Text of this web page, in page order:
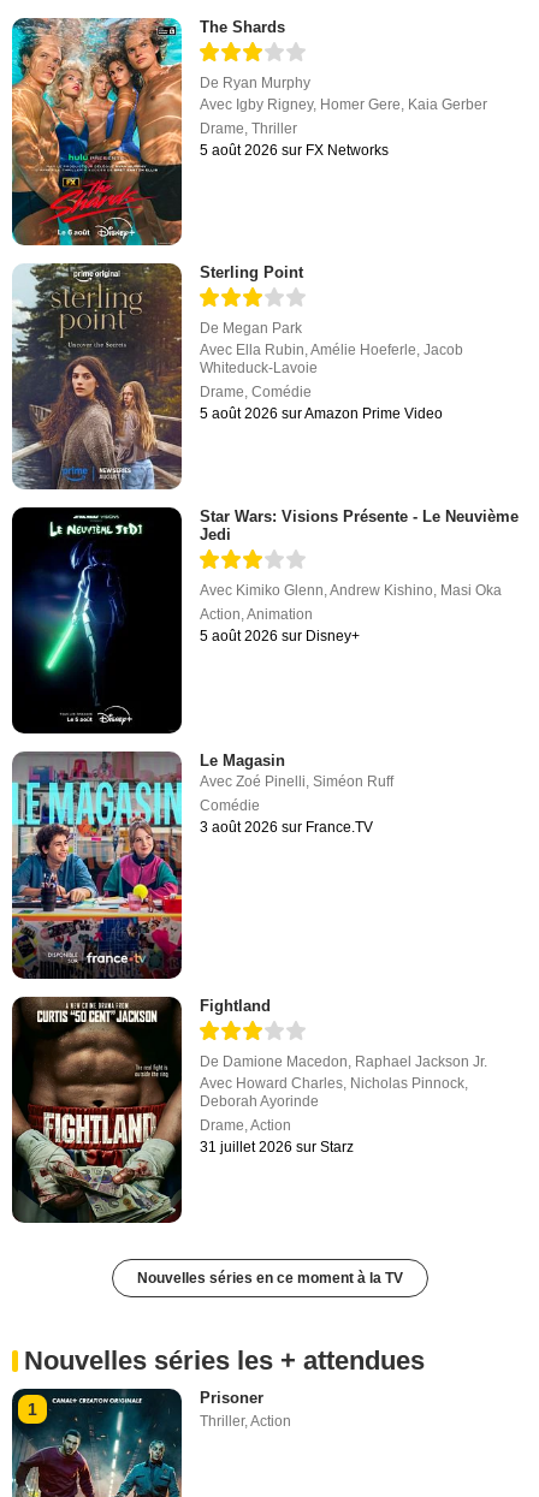
The Shards
De Ryan Murphy
Avec Igby Rigney, Homer Gere, Kaia Gerber
Drame,Thriller
5 août 2026 sur FX Networks
Sterling Point
De Megan Park
Avec Ella Rubin ,Amélie Hoeferle ,Jacob
Whiteduck-Lavoie
Drame ,Comédie
5 août 2026 sur Amazon Prime Video
Star Wars: Visions Présente - Le Neuvième
Jedi
Avec Kimiko Glenn,Andrew Kishino, Masi Oka
Action,Animation
5 août 2026 sur Disney+
Le Magasin
AvecZoé Pinelli,Siméon Ruff
Comédie
3 août 2026 sur France.TV
Fightland
De Damione Macedon Raphael Jackson Jr.
Avec Howard Charles Nicholas Pinnock
Deborah Ayorinde
Drame ,Action
31 juillet 2026 sur Starz
Nouvelles séries en ce moment à la TV
Nouvelles séries les + attendues
1
Prisoner
Thriller,Action